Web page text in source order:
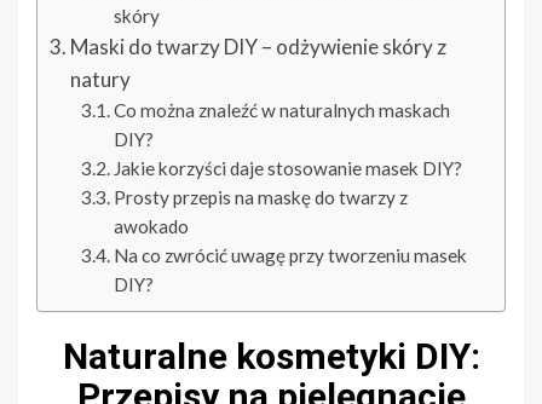
skóry
Maski do twarzy DIY – odżywienie skóry z
natury
Co można znaleźć w naturalnych maskach
DIY?
Jakie korzyści daje stosowanie masek DIY?
Prosty przepis na maskę do twarzy z
awokado
Na co zwrócić uwagę przy tworzeniu masek
DIY?
Naturalne kosmetyki DIY: